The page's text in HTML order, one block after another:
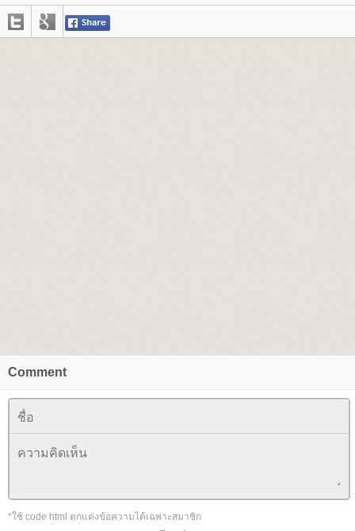
Comment
*ใช้ code html ตกแต่งข้อความได้เฉพาะสมาชิก